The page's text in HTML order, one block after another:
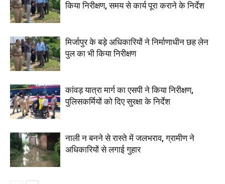
किया निरीक्षण, समय से कार्य पूरा कराने के निर्देश
मिर्जापुर के बड़े अधिकारियों ने निर्माणाधीन छह लेन
पुल का भी किया निरीक्षण
कांवड़ यात्रा मार्ग का एसपी ने किया निरीक्षण,
पुलिसकर्मियों को दिए सुरक्षा के निर्देश
नाली न बनने से रास्ते में जलभराव, ग्रामीण ने
अधिकारियों से लगाई गुहार